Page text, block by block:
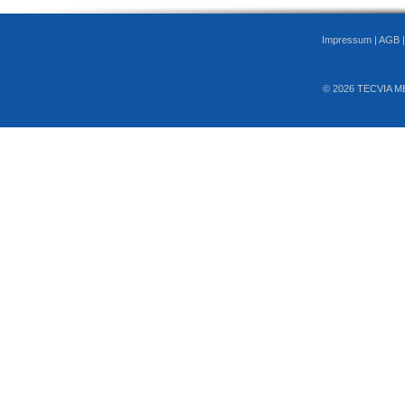
Impressum | AGB
© 2026 TECVIA